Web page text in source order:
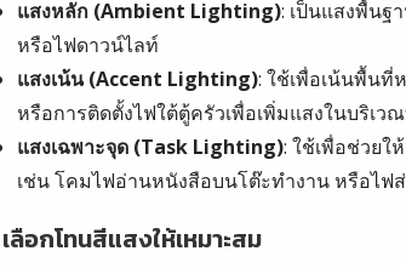
แสงหลัก (Ambient Lighting): เป็นแสงพื้นฐ
หรือไฟดาวน์ไลท์
แสงเน้น (Accent Lighting): ใช้เพื่อเน้นพื้นที่
หรือการติดตั้งไฟใต้ตู้ครัวเพื่อเพิ่มแสงในบริเว
แสงเฉพาะจุด (Task Lighting): ใช้เพื่อช่วยใ
เช่น โคมไฟอ่านหนังสือบนโต๊ะทำงาน หรือไฟ
เลือกโทนสีแสงให้เหมาะสม